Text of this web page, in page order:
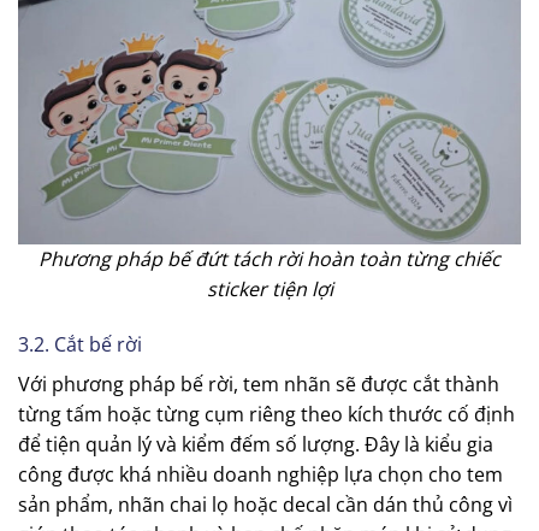
Phương pháp bế đứt tách rời hoàn toàn từng chiếc
sticker tiện lợi
3.2. Cắt bế rời
Với phương pháp bế rời, tem nhãn sẽ được cắt thành
từng tấm hoặc từng cụm riêng theo kích thước cố định
để tiện quản lý và kiểm đếm số lượng. Đây là kiểu gia
công được khá nhiều doanh nghiệp lựa chọn cho tem
sản phẩm, nhãn chai lọ hoặc decal cần dán thủ công vì